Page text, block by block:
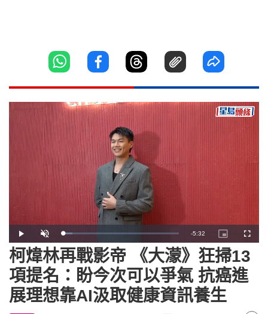
Play Unmute Loaded:
8.48%
Remaining
Time
-5:32
Picture-
in-
Picture
柯煒林再戰影帝 《大濛》狂掃13
項提名：盼今次可以爭氣 抗癌進
展理想靠AI汲取健康資訊養生